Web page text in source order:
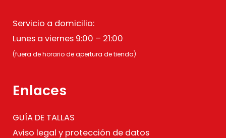
Servicio a domicilio:
Lunes a viernes 9:00 – 21:00
(fuera de horario de apertura de tienda)
Enlaces
GUÍA DE TALLAS
Aviso legal y protección de datos